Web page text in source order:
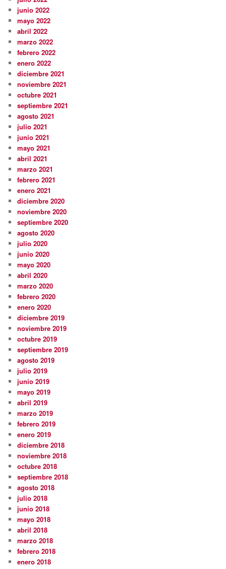
junio 2022
mayo 2022
abril 2022
marzo 2022
febrero 2022
enero 2022
diciembre 2021
noviembre 2021
octubre 2021
septiembre 2021
agosto 2021
julio 2021
junio 2021
mayo 2021
abril 2021
marzo 2021
febrero 2021
enero 2021
diciembre 2020
noviembre 2020
septiembre 2020
agosto 2020
julio 2020
junio 2020
mayo 2020
abril 2020
marzo 2020
febrero 2020
enero 2020
diciembre 2019
noviembre 2019
octubre 2019
septiembre 2019
agosto 2019
julio 2019
junio 2019
mayo 2019
abril 2019
marzo 2019
febrero 2019
enero 2019
diciembre 2018
noviembre 2018
octubre 2018
septiembre 2018
agosto 2018
julio 2018
junio 2018
mayo 2018
abril 2018
marzo 2018
febrero 2018
enero 2018